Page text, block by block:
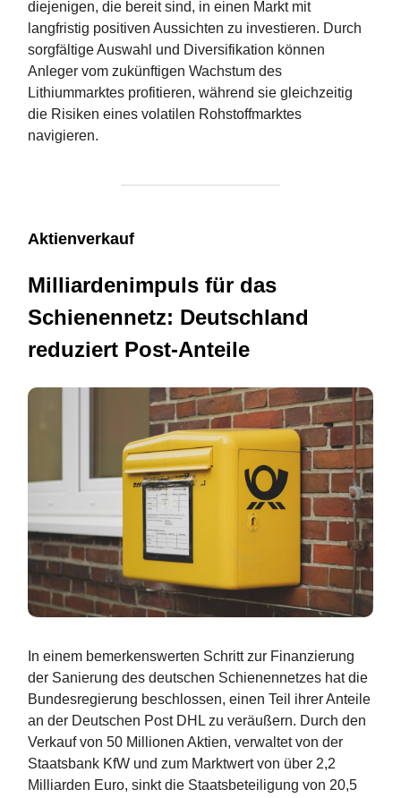
diejenigen, die bereit sind, in einen Markt mit
langfristig positiven Aussichten zu investieren. Durch
sorgfältige Auswahl und Diversifikation können
Anleger vom zukünftigen Wachstum des
Lithiummarktes profitieren, während sie gleichzeitig
die Risiken eines volatilen Rohstoffmarktes
navigieren.
Aktienverkauf
Milliardenimpuls für das
Schienennetz: Deutschland
reduziert Post-Anteile
In einem bemerkenswerten Schritt zur Finanzierung
der Sanierung des deutschen Schienennetzes hat die
Bundesregierung beschlossen, einen Teil ihrer Anteile
an der Deutschen Post DHL zu veräußern. Durch den
Verkauf von 50 Millionen Aktien, verwaltet von der
Staatsbank KfW und zum Marktwert von über 2,2
Milliarden Euro, sinkt die Staatsbeteiligung von 20,5